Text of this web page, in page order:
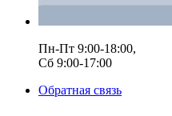
Пн-Пт 9:00-18:00,
Сб 9:00-17:00
Обратная связь